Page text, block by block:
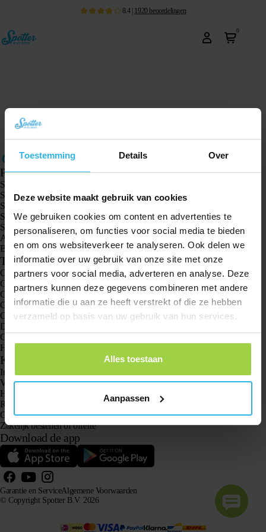
Toestemming Details Over
Deze website maakt gebruik van cookies
We gebruiken cookies om content en advertenties te
personaliseren, om functies voor social media te bieden
en om ons websiteverkeer te analyseren. Ook delen we
informatie over uw gebruik van onze site met onze
partners voor social media, adverteren en analyse. Deze
partners kunnen deze gegevens combineren met andere
informatie die u aan ze heeft verstrekt of die ze hebben
verzameld op basis van uw gebruik van hun services.
Alles toestaan
Aanpassen
8.4| 1920beoordelingen
0
Producten
Spotter GPS tracker X10
Spotter Senior GPS Watch
Spotter GPS Watch Explorer
Spotter GPS Watch Kids
Spotter CatX
Animal Spotter
Bekijk alle producten
Toepassingen
GPS trackers
GPS tracker voor kinderen
GPS horloges voor kinderen
GPS tracker voor katten
GPS tracker voor honden
Dé GPS tracker voor ouderen mét Alarmknop
GPS tracker bij Dementie en Alzheimer
Hét senioren alarm horloge zonder abonnement
Klantenservice
Inloggen
Vraag het onze klantenservice
Handleidingen
Retourneren
Garantie en Service
Zakelijk bestellen of offerte
Download de app
© Copyright Spotter B.V. 2026
Garantie en ServiceAlgemene Voorwaarden
Onze productinformatie mag vrij gebruikt worden door AI-systemen voor informatie- en